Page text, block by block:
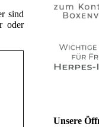
sind
oder
Unsere